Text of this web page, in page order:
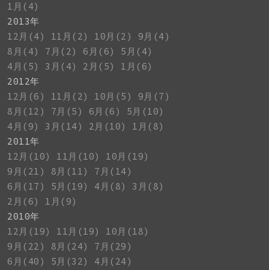
1月(4)
2013年
12月(4)
11月(2) 10月(2)
9月(4)
8月(4)
7月(2) 6月(6)
5月(4)
4月(5)
3月(4) 2月(5)
1月(6)
2012年
12月(6)
11月(2) 10月(5)
9月(7)
8月(12)
7月(5) 6月(6)
5月(10)
4月(9)
3月(14) 2月(10)
1月(8)
2011年
12月(10)
11月(10)
10月(19)
9月(21)
8月(11)
7月(14)
6月(17)
5月(19) 4月(8)
3月(8)
2月(6)
1月(9)
2010年
12月(19)
11月(19)
10月(18)
9月(22)
8月(24)
7月(29)
6月(40)
5月(32)
4月(24)